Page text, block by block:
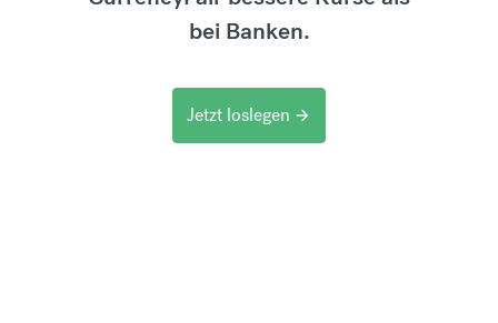
bei Banken.
Jetzt loslegen arrow_forward